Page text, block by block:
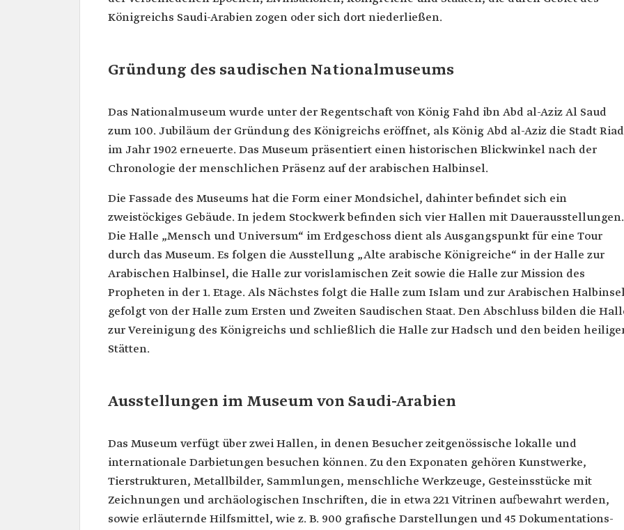
Königreichs Saudi-Arabien zogen oder sich dort niederließen.
Gründung des saudischen Nationalmuseums
Das Nationalmuseum wurde unter der Regentschaft von König Fahd ibn Abd al-Aziz Al Saud
zum 100. Jubiläum der Gründung des Königreichs eröffnet, als König Abd al-Aziz die Stadt Riad
im Jahr 1902 erneuerte. Das Museum präsentiert einen historischen Blickwinkel nach der
Chronologie der menschlichen Präsenz auf der arabischen Halbinsel.
Die Fassade des Museums hat die Form einer Mondsichel, dahinter befindet sich ein
zweistöckiges Gebäude. In jedem Stockwerk befinden sich vier Hallen mit Dauerausstellungen.
Die Halle „Mensch und Universum“ im Erdgeschoss dient als Ausgangspunkt für eine Tour
durch das Museum. Es folgen die Ausstellung „Alte arabische Königreiche“ in der Halle zur
Arabischen Halbinsel, die Halle zur vorislamischen Zeit sowie die Halle zur Mission des
Propheten in der 1. Etage. Als Nächstes folgt die Halle zum Islam und zur Arabischen
gefolgt von der Halle zum Ersten und Zweiten Saudischen Staat. Den Abschluss bilden die
zur Vereinigung des Königreichs und schließlich die Halle zur Hadsch und den beiden
Stätten.
Ausstellungen im Museum von Saudi-Arabien
Das Museum verfügt über zwei Hallen, in denen Besucher zeitgenössische lokalle und
internationale Darbietungen besuchen können. Zu den Exponaten gehören Kunstwerke,
Tierstrukturen, Metallbilder, Sammlungen, menschliche Werkzeuge, Gesteinsstücke mit
Zeichnungen und archäologischen Inschriften, die in etwa 221 Vitrinen aufbewahrt werden,
sowie erläuternde Hilfsmittel, wie z. B. 900 grafische Darstellungen und 45 Dokumentations-